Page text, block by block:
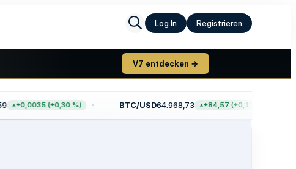
Log In Registrieren
V7 entdecken →
+0,0035 (+0,30 %) BTC/USD64.968,73 +84,57 (+0,13 %)